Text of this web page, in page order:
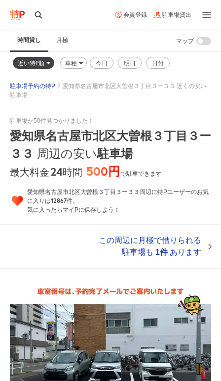
会員登録 駐車場貸出
時間貸し 月極
近い特P順 車種 今日 明日 日付
マップ
駐車場予約の特P
愛知県名古屋市北区大曽根３丁目３ー３３ 近くの安い
駐車場
駐車場が50件見つかりました！
愛知県名古屋市北区大曽根３丁目３ー
３３ 周辺の安い駐車場
最大料金24時間 500円で駐車できます
愛知県名古屋市北区大曽根３丁目３ー３３周辺に特Pユーザーのお気
に入りは12867件。
気に入ったらマイPに保存しよう！
この周辺に月極で借りられる
駐車場も 1件あります